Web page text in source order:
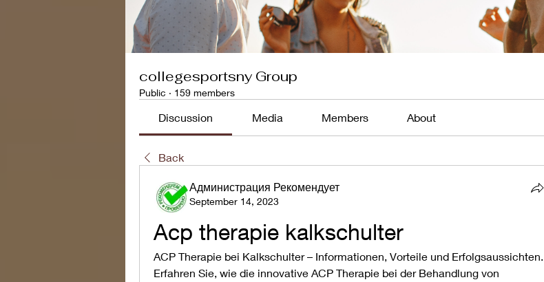
collegesportsny Group
Public · 159 members
Discussion Media Members About
Back
Администрация Рекомендует
September 14, 2023
Acp therapie kalkschulter
ACP Therapie bei Kalkschulter – Informationen, Vorteile und Erfolgsaussichten.
Erfahren Sie, wie die innovative ACP Therapie bei der Behandlung von